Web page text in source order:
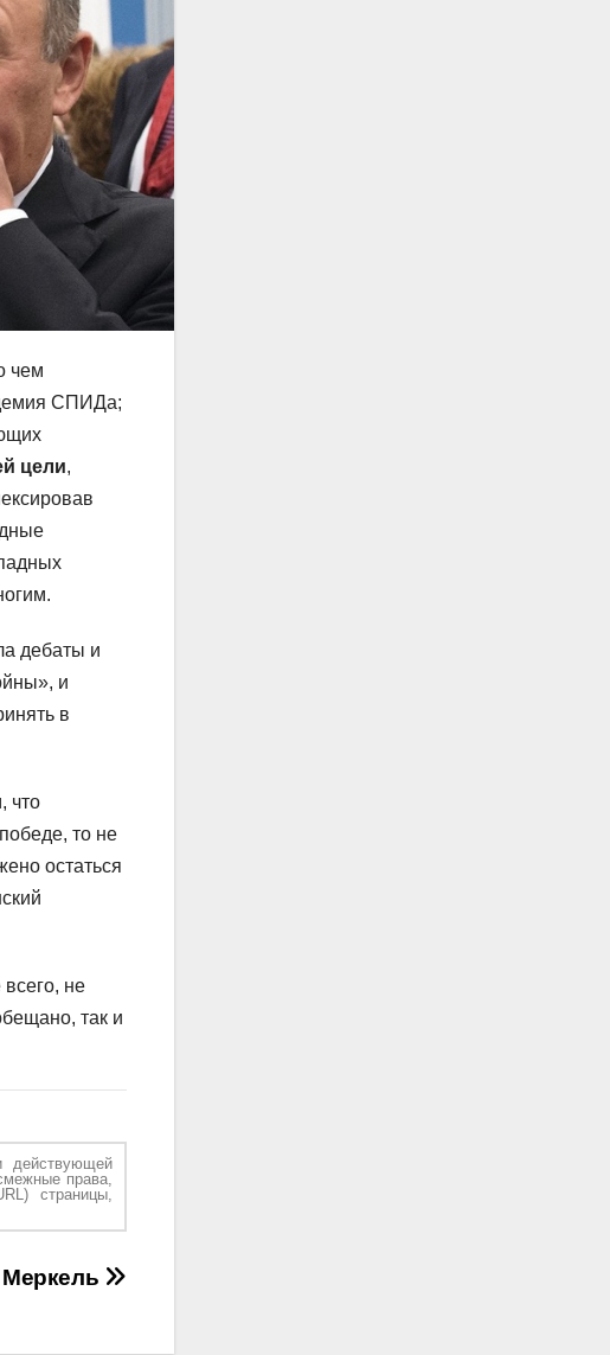
чем
СПИДа;
цели,
дебаты и
и
в
что
то не
остаться
не
так и
действующей
права,
страницы,